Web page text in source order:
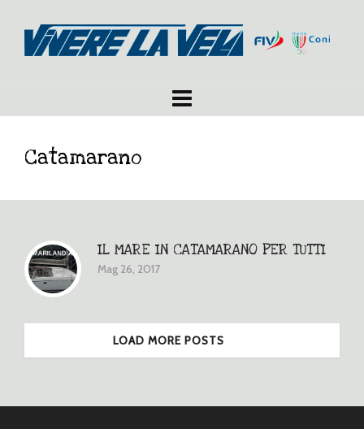
Catamarano
IL MARE IN CATAMARANO PER TUTTI
Mag 26, 2017
LOAD MORE POSTS